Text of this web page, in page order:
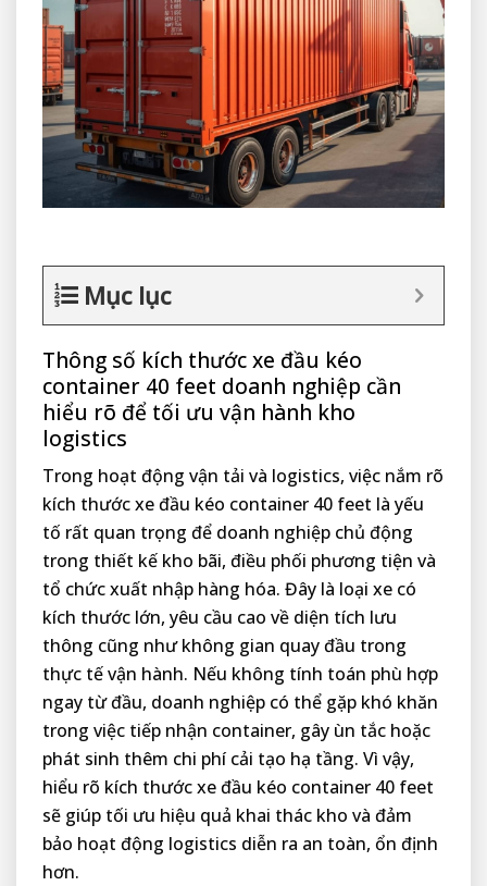
Mục lục
Thông số kích thước xe đầu kéo
container 40 feet doanh nghiệp cần
hiểu rõ để tối ưu vận hành kho
logistics
Trong hoạt động vận tải và logistics, việc nắm rõ
kích thước xe đầu kéo container 40 feet là yếu
tố rất quan trọng để doanh nghiệp chủ động
trong thiết kế kho bãi, điều phối phương tiện và
tổ chức xuất nhập hàng hóa. Đây là loại xe có
kích thước lớn, yêu cầu cao về diện tích lưu
thông cũng như không gian quay đầu trong
thực tế vận hành. Nếu không tính toán phù hợp
ngay từ đầu, doanh nghiệp có thể gặp khó khăn
trong việc tiếp nhận container, gây ùn tắc hoặc
phát sinh thêm chi phí cải tạo hạ tầng. Vì vậy,
hiểu rõ kích thước xe đầu kéo container 40 feet
sẽ giúp tối ưu hiệu quả khai thác kho và đảm
bảo hoạt động logistics diễn ra an toàn, ổn định
hơn.